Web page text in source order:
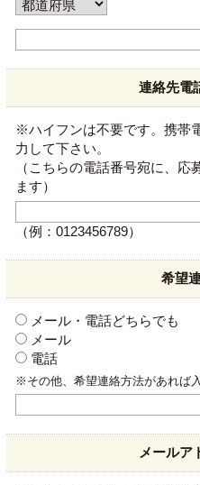
連絡先電
※ハイフンは不要です。携帯
力して下さい。
（こちらの電話番号宛に、
ます）
（例：0123456789）
希望
メール・電話どちらでも
メール
電話
※その他、希望連絡方法があれば
メールア